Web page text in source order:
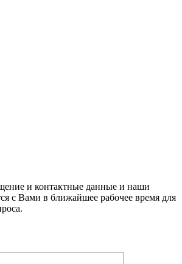
и контактные данные и наши
с Вами в ближайшее рабочее время для